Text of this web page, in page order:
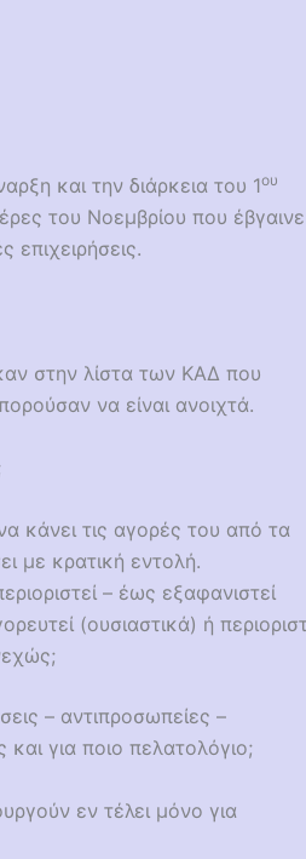
και την διάρκεια του 1ου
του Νοεμβρίου που έβγαινε
στην λίστα των ΚΑΔ που
να είναι ανοιχτά.
κάνει τις αγορές του από τα
με κρατική εντολή.
– έως εξαφανιστεί
(ουσιαστικά) ή
– αντιπροσωπείες –
και για ποιο πελατολόγιο;
εν τέλει μόνο για